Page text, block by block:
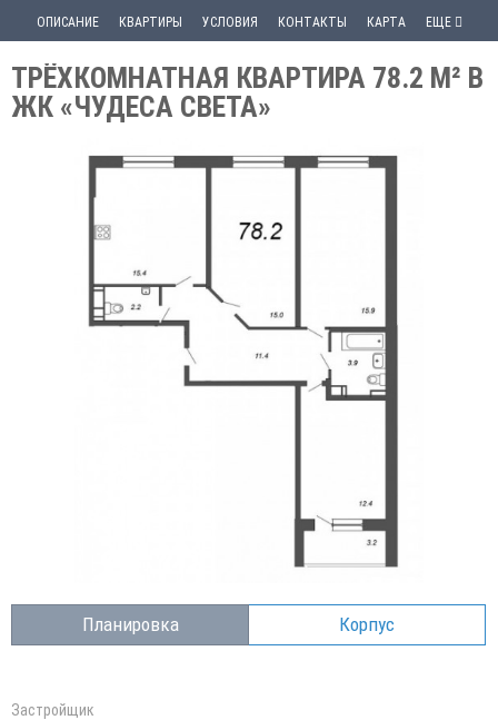
ОПИСАНИЕ КВАРТИРЫ УСЛОВИЯ КОНТАКТЫ КАРТА ЕЩЕ
ТРЁХКОМНАТНАЯ КВАРТИРА 78.2 М² В
ЖК «ЧУДЕСА СВЕТА»
Планировка Корпус
Застройщик